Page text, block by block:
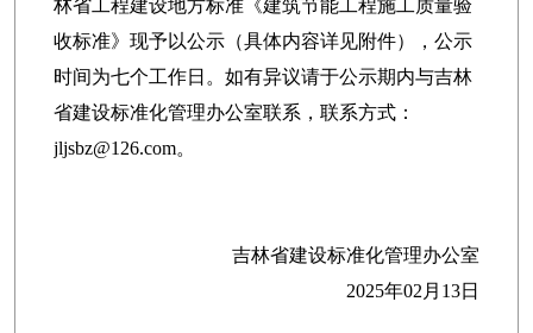
林省工程建设地方标准《建筑节能工程施工质量验
收标准》现予以公示（具体内容详见附件），公示
时间为七个工作日。如有异议请于公示期内与吉林
省建设标准化管理办公室联系，联系方式：
jljsbz@126.com。
吉林省建设标准化管理办公室
2025年02月13日